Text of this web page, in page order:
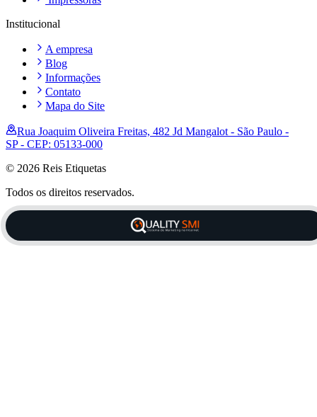
Institucional
A empresa
Blog
Informações
Contato
Mapa do Site
Rua Joaquim Oliveira Freitas, 482 Jd Mangalot - São Paulo -
SP - CEP: 05133-000
© 2026 Reis Etiquetas
Todos os direitos reservados.